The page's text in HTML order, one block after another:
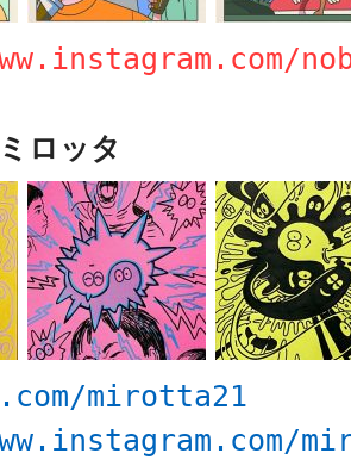
ミロッタ
mirotta21